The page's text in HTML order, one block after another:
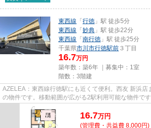
東西線 「 行徳 」駅 徒歩5分
東西線 「 妙典 」駅 徒歩22分
東西線 「 南行徳 」駅 徒歩25分
千葉県市川市行徳駅前 ３丁目
16.7万円
築年数：築6年 ｜募集中： 1室
階数：3階建
AZELEA：東西線行徳駅にも近くて便利。西友 新浜
の物件です。移動範囲が広がる2駅利用可能な物件で
産情報を集めたい方は当社スタッ...
16.7万円
(管理費・共益費 8,000円)